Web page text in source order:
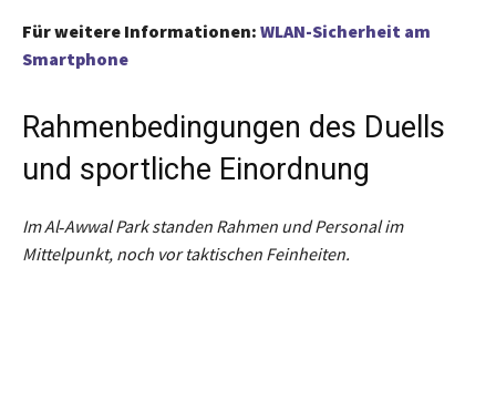
Für weitere Informationen: WLAN-Sicherheit am
Smartphone
Rahmenbedingungen des Duells
und sportliche Einordnung
Im Al‑Awwal Park standen Rahmen und Personal im
Mittelpunkt, noch vor taktischen Feinheiten.